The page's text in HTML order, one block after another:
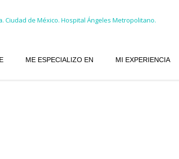
ME ESPECIALIZO EN MI EXPERIENCIA